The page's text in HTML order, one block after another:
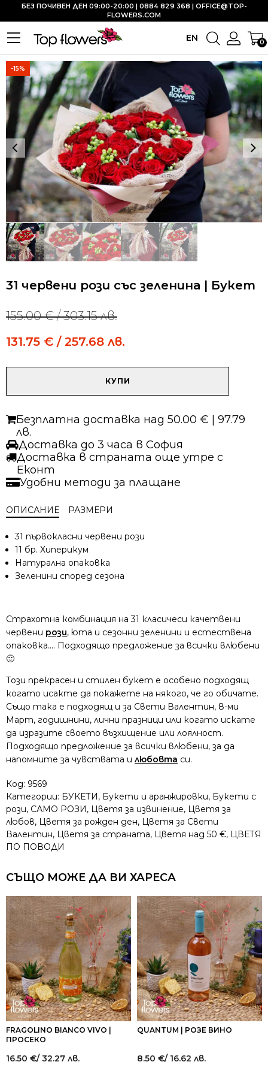
EN 0
БЕЗ ПОЧИВЕН ДЕН 09:00-20:00 | 0884 829 368 | OFFICE@TOP-
FLOWERS.COM
-15%
31 червени рози със зеленина | Букет
Original
was:
/
155.00€/ 303.15 лв.
Current
is:
/
131.75 € / 257.68 лв.
червени
рози
със
зеленина
Букет
КУПИ
Безплатна доставка над 50.00 € | 97.79
лв.
Доставка до 3 часа в София
Доставка в страната още утре с
Еконт
Удобни методи за плащане
ОПИСАНИЕ РАЗМЕРИ
31 първокласни червени рози
11 бр. Хиперикум
Натурална опаковка
Зеленини според сезона
Страхотна комбинация на 31 класичеси качетвени
червени рози, юта и сезонни зеленини и естествена
опаковка.... Подходящо предложение за всички влюбени
🙂
Този прекрасен и стилен букет е особено подходящ
когато исакте да покажете на някого, че го обичате.
Също така е подходящ и за Свети Валентин, 8-ми
Март, годишнини, лични празници или когато искате
да изразите своето възхищение или лоялност.
Подходящо предложение за всички влюбени, за да
напомните за чувствата и любовта си.
Код: 9569
Категории: БУКЕТИ, Букети и аранжировки, Букети с
рози, САМО РОЗИ, Цветя за извинение, Цветя за
любов, Цветя за рожден ден, Цветя за Свети
Валентин, Цветя за страната, Цветя над 50 €, ЦВЕТЯ
ПО ПОВОДИ
СЪЩО МОЖЕ ДА ВИ ХАРЕСА
FRAGOLINO BIANCO VIVO |
ПРОСЕКО
16.50 €/ 32.27 лв.
QUANTUM | РОЗЕ ВИНО
8.50 €/ 16.62 лв.